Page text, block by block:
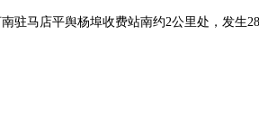
驻马店平舆杨埠收费站南约2公里处，发生